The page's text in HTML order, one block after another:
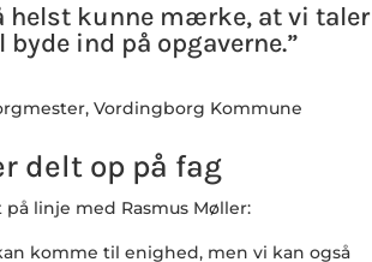
helst kunne mærke, at vi taler
ind på opgaverne.”
Vordingborg Kommune
delt op på fag
linje med Rasmus Møller:
komme til enighed, men vi kan også